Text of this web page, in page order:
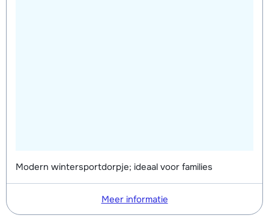
Modern wintersportdorpje; ideaal voor families
Meer informatie